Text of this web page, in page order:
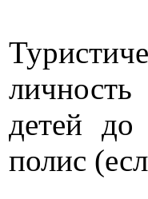
детей до
полис